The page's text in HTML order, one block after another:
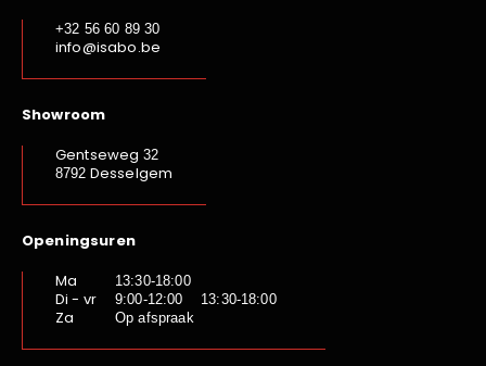
+32 56 60 89 30
info@isabo.be
Showroom
Gentseweg 32
8792 Desselgem
Openingsuren
Ma
13:30-18:00
Di - vr 9:00-12:00 13:30-18:00
Za Op afspraak